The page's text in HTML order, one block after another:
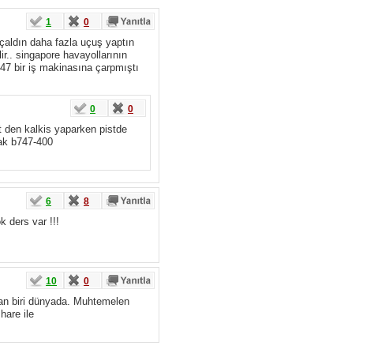
daha fazla uçuş yaptın
singapore havayollarının
bir iş makinasına çarpmıştı
1 0
den kalkis yaparken pistde
b747-400
0 0
ders var !!!
6 8
biri dünyada. Muhtemelen
ile
10 0